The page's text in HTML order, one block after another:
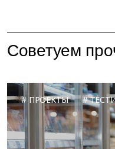
Советуем
ПРОЕКТЫ